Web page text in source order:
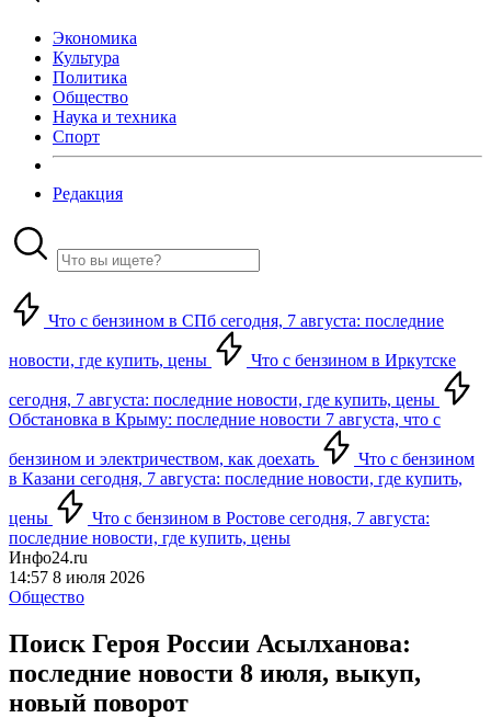
Экономика
Культура
Политика
Общество
Наука и техника
Спорт
Редакция
Что с бензином в СПб сегодня, 7 августа: последние
новости, где купить, цены Что с бензином в Иркутске
сегодня, 7 августа: последние новости, где купить, цены
Обстановка в Крыму: последние новости 7 августа, что с
бензином и электричеством, как доехать
Что с бензином
в Казани сегодня, 7 августа: последние новости, где купить,
цены
Что с бензином в Ростове сегодня, 7 августа:
последние новости, где купить, цены
Инфо24.ru
14:57 8 июля 2026
Общество
Поиск Героя России Асылханова:
последние новости 8 июля, выкуп,
новый поворот